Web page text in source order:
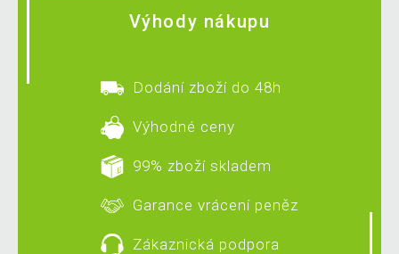
Výhody nákupu
Dodání zboží do 48h
Výhodné ceny
99% zboží skladem
Garance vrácení peněz
Zákaznická podpora